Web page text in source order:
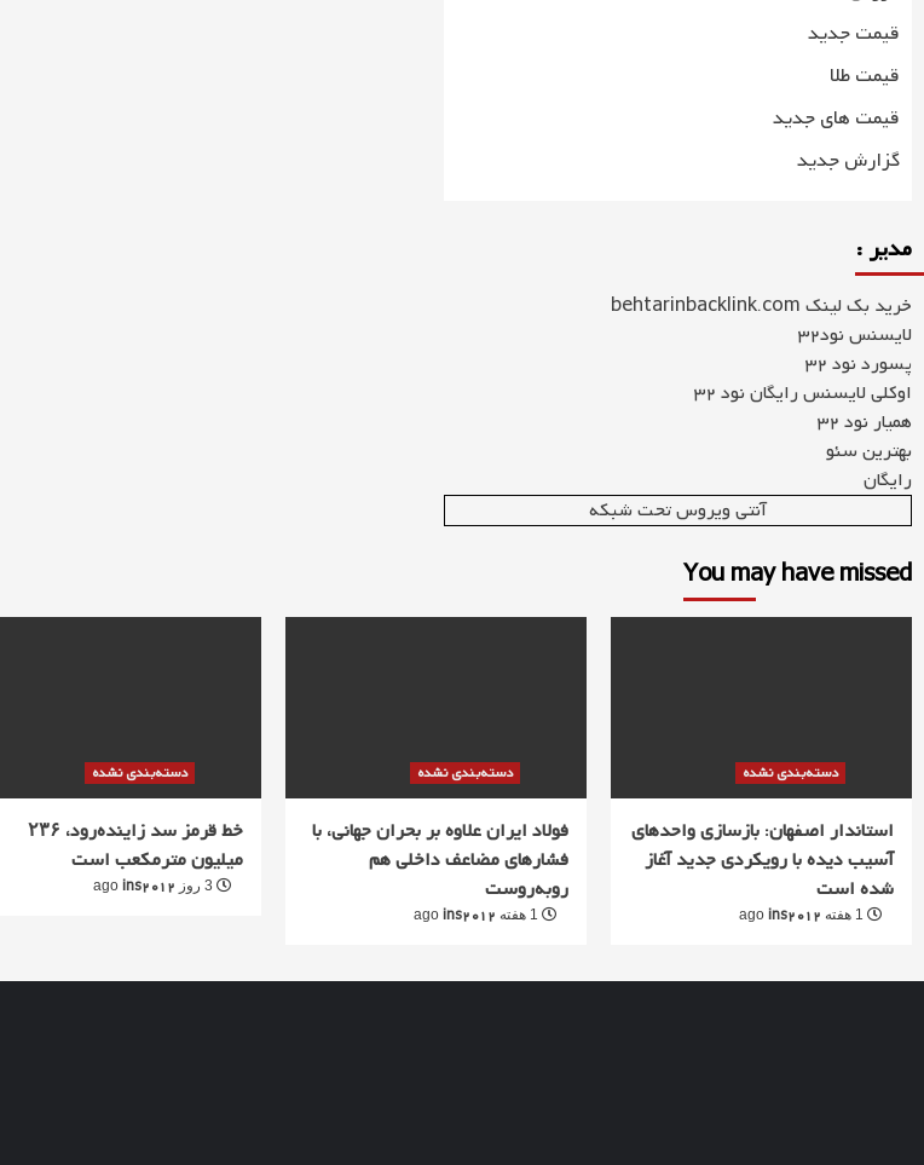
قیمت جدید
قیمت طلا
قیمت های جدید
گزارش جدید
مدیر :
خرید بک لینک behtarinbacklink.com
لایسنس نود32
پسورد نود 32
اوکلی لایسنس رایگان نود 32
همیار نود 32
بهترین سئو
رایگان
آنتی ویروس تحت شبکه
You may have missed
دسته‌بندی نشده
خط قرمز سد زاینده‌رود، ۲۳۶
میلیون مترمکعب است
3 روز ago ins2012
دسته‌بندی نشده
فولاد ایران علاوه بر بحران جهانی، با
فشارهای مضاعف داخلی هم
روبه‌روست
1 هفته ago ins2012
دسته‌بندی نشده
استاندار اصفهان: بازسازی واحدهای
آسیب دیده با رویکردی جدید آغاز
شده است
ins2012